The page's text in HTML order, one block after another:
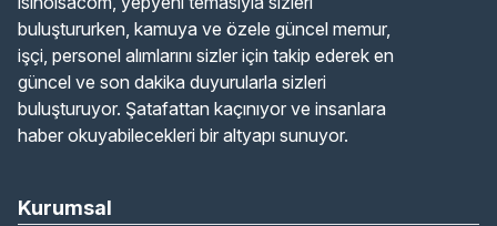
buluştururken, kamuya ve özele güncel memur,
işçi, personel alımlarını sizler için takip ederek en
güncel ve son dakika duyurularla sizleri
buluşturuyor. Şatafattan kaçınıyor ve insanlara
haber okuyabilecekleri bir altyapı sunuyor.
Kurumsal